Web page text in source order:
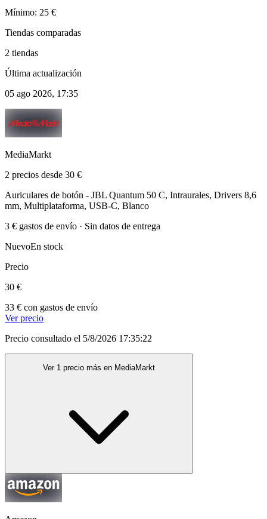
Mínimo: 25 €
Tiendas comparadas
2 tiendas
Última actualización
05 ago 2026, 17:35
MediaMarkt
2 precios desde 30 €
Auriculares de botón - JBL Quantum 50 C, Intraurales, Drivers 8,6
mm, Multiplataforma, USB-C, Blanco
3 € gastos de envío · Sin datos de entrega
NuevoEn stock
Precio
30 €
33 € con gastos de envío
Ver precio
Precio consultado el 5/8/2026 17:35:22
Ver 1 precio más en MediaMarkt